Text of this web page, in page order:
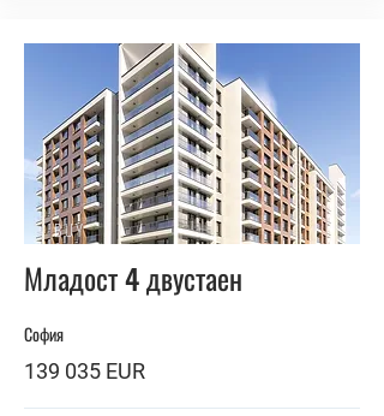
BUY
Младост 4 двустаен
София
139 035 EUR